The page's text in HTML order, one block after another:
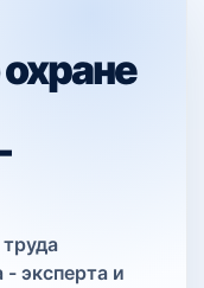
- эксперта и